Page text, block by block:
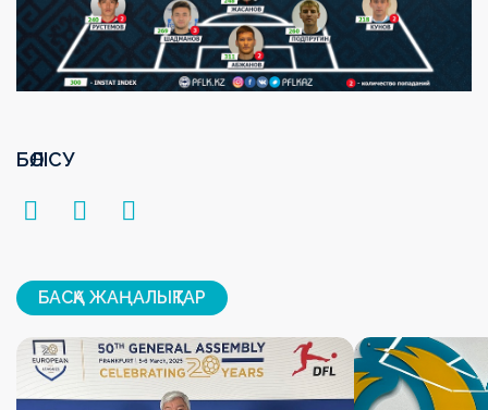
БӨЛІСУ
БАСҚА ЖАҢАЛЫҚТАР